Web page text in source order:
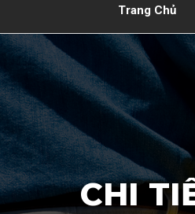
Trang Chủ
CHI